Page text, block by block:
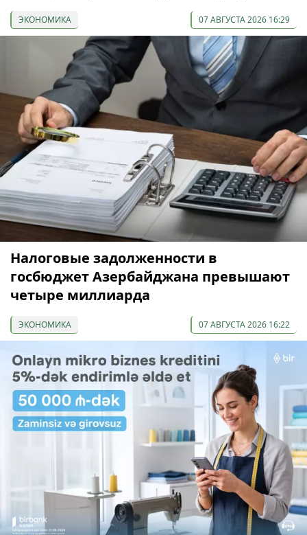
ЭКОНОМИКА 07 АВГУСТА 2026 16:29
Налоговые задолженности в
госбюджет Азербайджана превышают
четыре миллиарда
ЭКОНОМИКА 07 АВГУСТА 2026 16:22